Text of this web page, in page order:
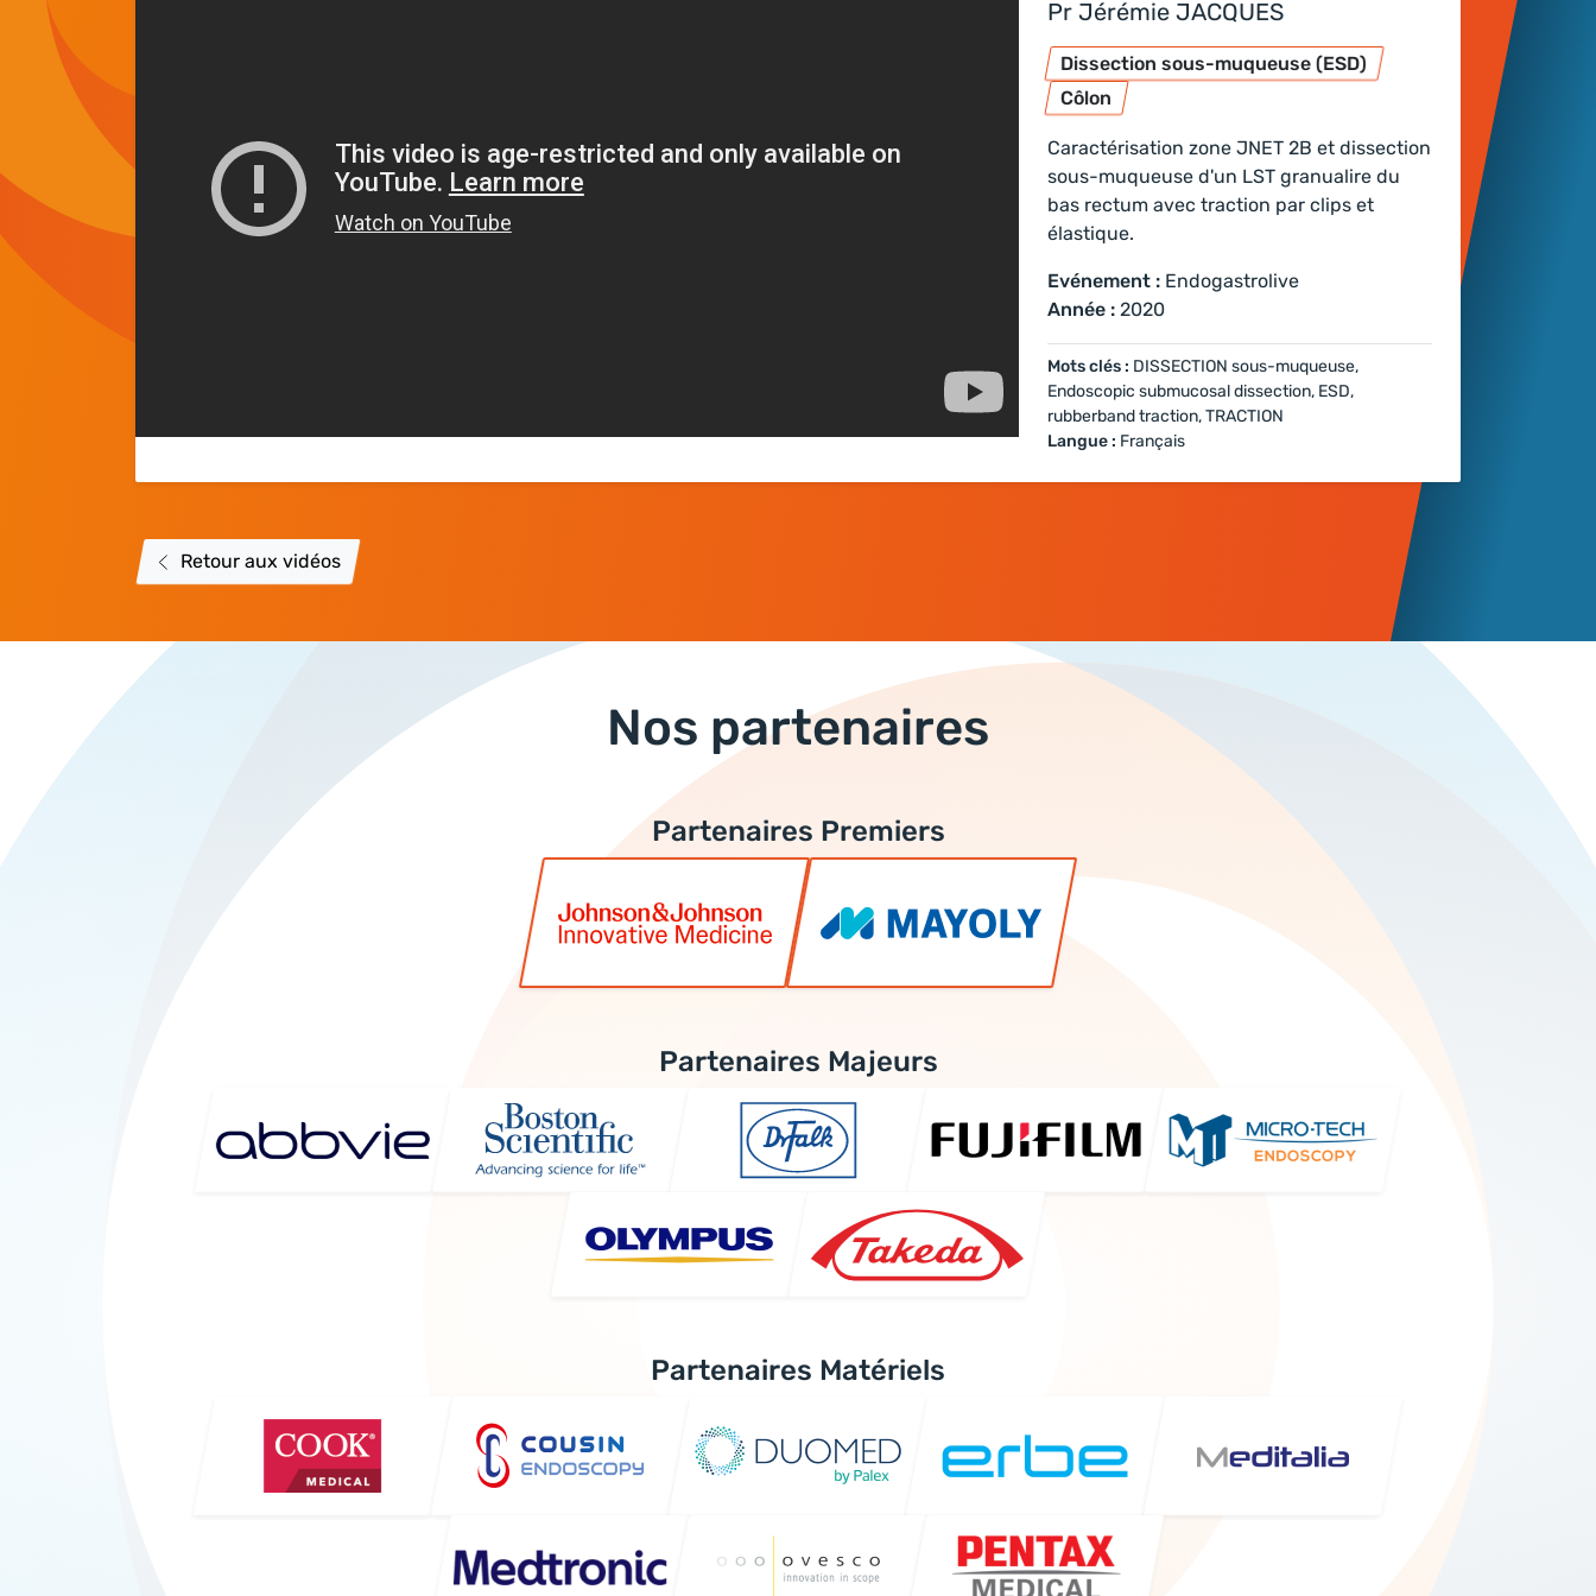
Pr Jérémie JACQUES
Dissection sous-muqueuse (ESD)
Côlon
Caractérisation zone JNET 2B et dissection
sous-muqueuse d'un LST granualire du
bas rectum avec traction par clips et
élastique.
Evénement : Endogastrolive
Année : 2020
Mots clés : DISSECTION sous-muqueuse,
Endoscopic submucosal dissection, ESD,
rubberband traction, TRACTION
Langue : Français
Retour aux vidéos
Nos partenaires
Partenaires Premiers
Partenaires Majeurs
Partenaires Matériels